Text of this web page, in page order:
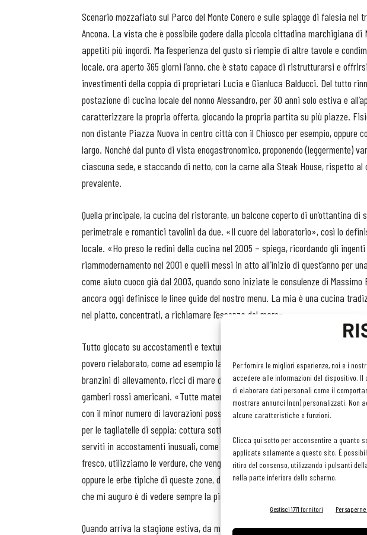
Per fornire le migliori esperienze, noi e i
accedere alle informazioni del dispositivo.
di elaborare dati personali come il
mostrare annunci (non) personalizzati. Non
alcune caratteristiche e funzioni.
Clicca qui sotto per acconsentire a quanto
applicate solamente a questo sito. È
ritiro del consenso, utilizzando i pulsanti
nella parte inferiore dello schermo.
Gestisci 1771 fornitori Per
Scenario mozzafiato sul Parco del Monte Conero e sulle spiagge di falesia
Ancona. La vista che è possibile godere dalla piccola cittadina marchigiana di
appetiti più ingordi. Ma l’esperienza del gusto si riempie di altre tavole e
locale, ora aperto 365 giorni l’anno, che è stato capace di ristrutturarsi e
investimenti della coppia di proprietari Lucia e Gianluca Balducci. Del tutto
postazione di cucina locale del nonno Alessandro, per 30 anni solo estiva e
caratterizzare la propria offerta, giocando la propria partita su più piazze.
non distante Piazza Nuova in centro città con il Chiosco per esempio, oppure
largo. Nonché dal punto di vista enogastronomico, proponendo (leggermente)
ciascuna sede, e staccando di netto, con la carne alla Steak House, rispetto al
prevalente.
Quella principale, la cucina del ristorante, un balcone coperto di un’ottantina di
perimetrale e romantici tavolini da due. «Il cuore del laboratorio», così lo
locale. «Ho preso le redini della cucina nel 2005 – spiega, ricordando gli
riammodernamento nel 2001 e quelli messi in atto all’inizio di quest’anno per
come aiuto cuoco già dal 2003, quando sono iniziate le consulenze di
ancora oggi definisce le linee guide del nostro menu. La mia è una cucina
nel piatto, concentrati, a richiamare l’essenza del mare».
Tutto giocato su accostamenti e texture. L’idea principale è quella di
povero rielaborato, come ad esempio la ricciola, la seppia, il tonno nostrano o
branzini di allevamento, ricci di mare del Mediterraneo, capesante americane,
gamberi rossi americani. «Tutte materie prime che passano dalle cassette
con il minor numero di lavorazioni possibile, per preservare le proprietà
per le tagliatelle di seppia: cottura sottovuoto, 5 ore a 50°C. Piatti moderni
serviti in accostamenti inusuali, come con mango e maracuja, frutti di bosco,
fresco, utilizziamo le verdure, che vengono coltivate per noi a chilometro zero
oppure le erbe tipiche di queste zone, dai “paccasassi” al finocchio marino a
che mi auguro è di vedere sempre la pista piena e di riempirla proprio grazie
Quando arriva la stagione estiva, da maggio a settembre, è tempo di dividere